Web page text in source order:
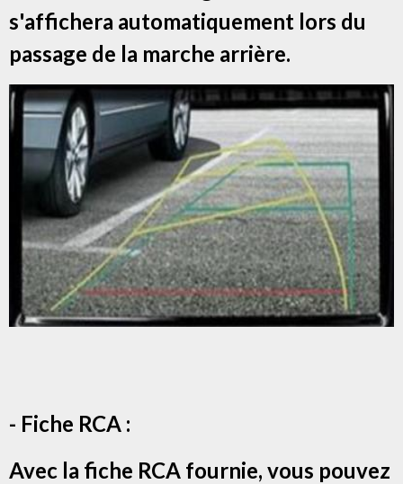
s'affichera automatiquement lors du
passage de la marche arrière.
- Fiche RCA :
Avec la fiche RCA fournie, vous pouvez